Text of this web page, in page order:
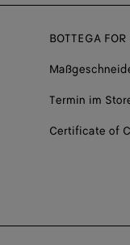
BOTTEGA FOR
Termin im
Certificate of